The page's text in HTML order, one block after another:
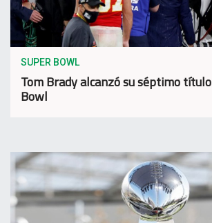
SUPER BOWL
Tom Brady alcanzó su séptimo
Bowl